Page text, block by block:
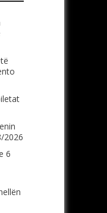
2026
6